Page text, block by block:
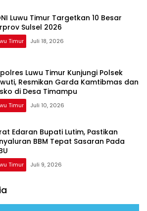
Luwu Timur Targetkan 10 Besar
Sulsel 2026
Timur Juli 18, 2026
Luwu Timur Kunjungi Polsek
Resmikan Garda Kamtibmas dan
di Desa Timampu
Timur Juli 10, 2026
Edaran Bupati Lutim, Pastikan
BBM Tepat Sasaran Pada
Timur Juli 9, 2026